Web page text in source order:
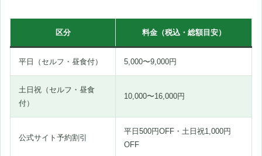
区分 料金（税込・総額目安）
平日（セルフ・昼食付） 5,000〜9,000円
土日祝（セルフ・昼食
付）
10,000〜16,000円
公式サイト予約割引
平日500円OFF・土日祝1,000円
OFF